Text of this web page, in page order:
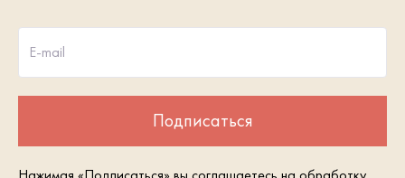
E-mail
Подписаться